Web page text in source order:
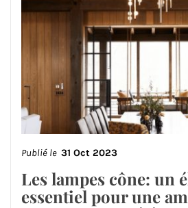
Publié le 31 Oct 2023
Les lampes cône: un
essentiel pour une